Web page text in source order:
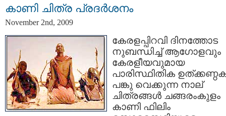
കാണി ചിത്ര പ്രദര്‍ശനം
November 2nd, 2009
കേരളപ്പിറവി ദിനത്തോട
നുബന്ധിച്ച് ആഗോളവും
കേരളീയവുമായ
പാരിസ്ഥിതിക
പങ്കു വെക്കുന്ന നാല്
ചിത്രങ്ങള്‍ ചങ്ങരംകുളം
കാണി ഫിലിം